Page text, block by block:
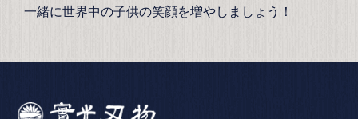
一緒に世界中の子供の笑顔を増やしましょう！